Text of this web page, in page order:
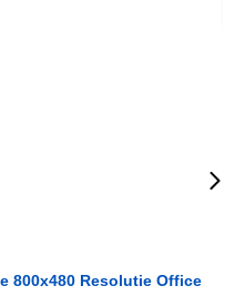
800x480 Resolutie Office